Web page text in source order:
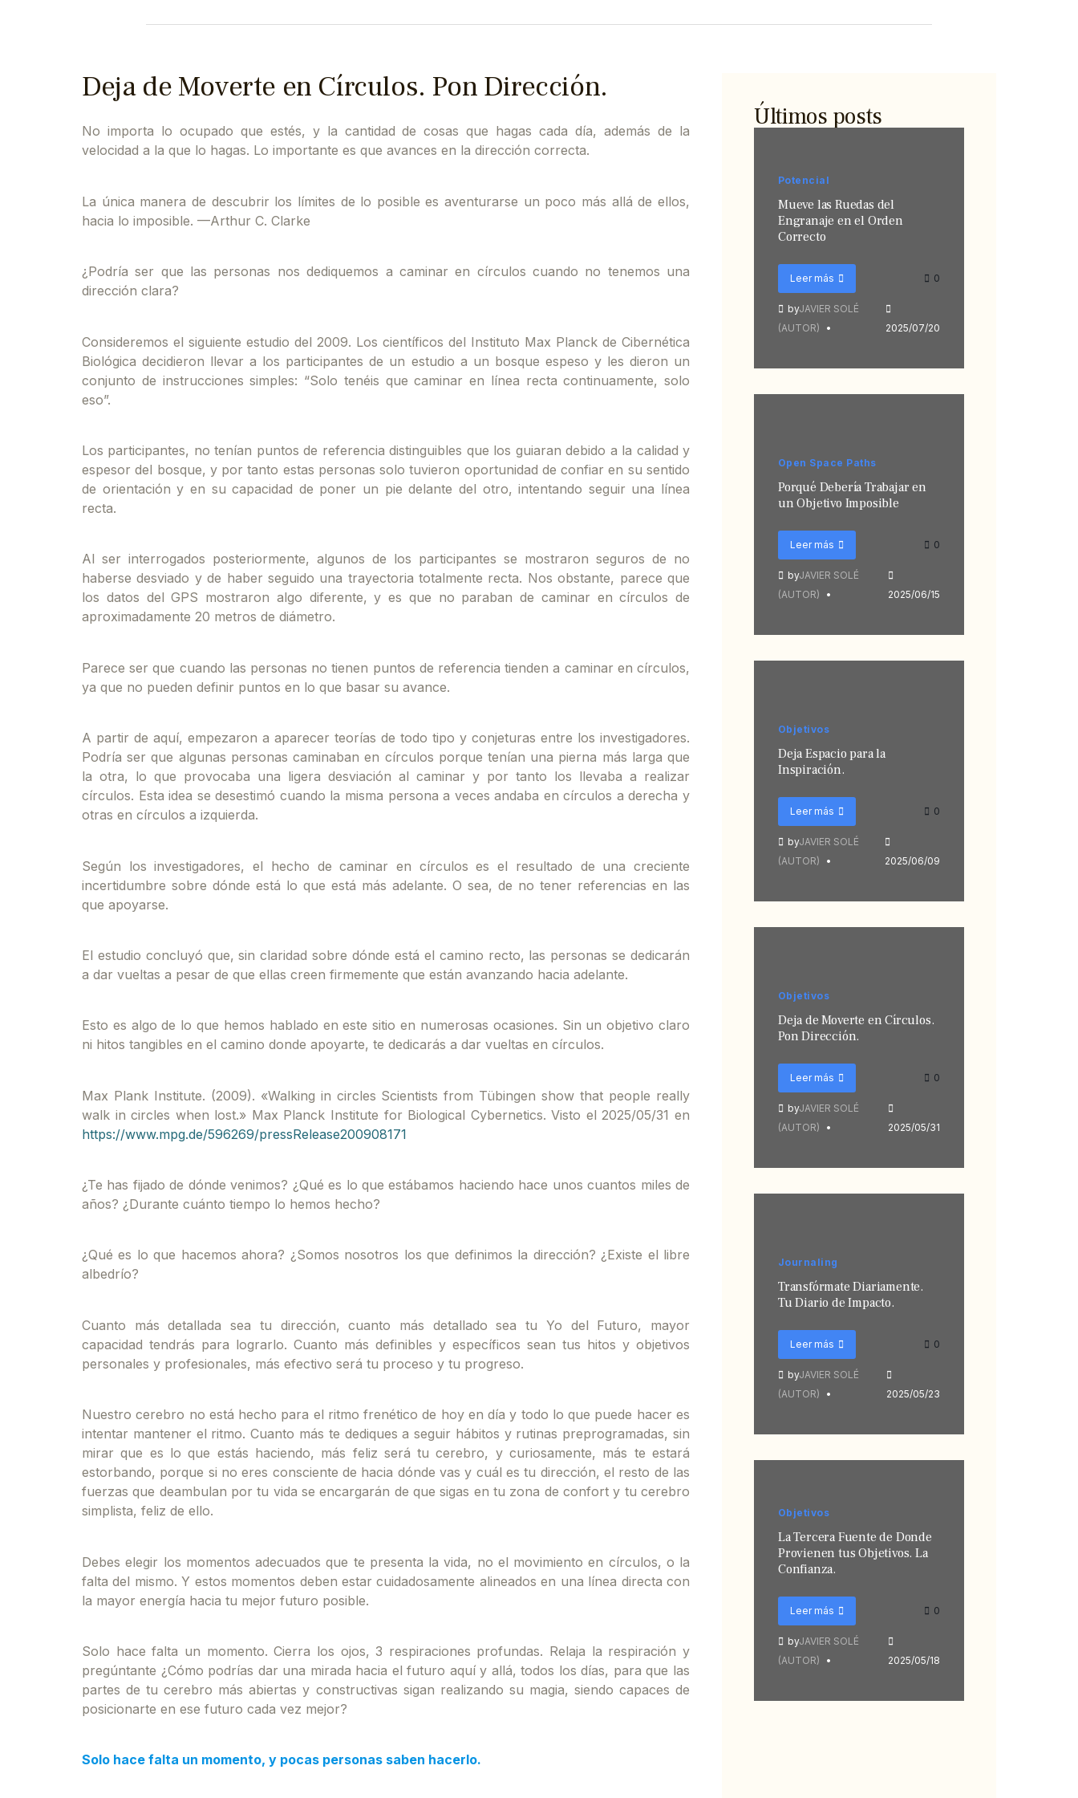
Deja de Moverte en Círculos. Pon Dirección.
No importa lo ocupado que estés, y la cantidad de cosas que hagas cada día, además de la
velocidad a la que lo hagas. Lo importante es que avances en la dirección correcta.
La única manera de descubrir los límites de lo posible es aventurarse un poco más allá de ellos,
hacia lo imposible. —Arthur C. Clarke​
¿Podría ser que las personas nos dediquemos a caminar en círculos cuando no tenemos una
dirección clara?
Consideremos el siguiente estudio del 2009. Los científicos del Instituto Max Planck de Cibernética
Biológica decidieron llevar a los participantes de un estudio a un bosque espeso y les dieron un
conjunto de instrucciones simples: “Solo tenéis que caminar en línea recta continuamente, solo
eso”.
Los participantes, no tenían puntos de referencia distinguibles que los guiaran debido a la calidad y
espesor del bosque, y por tanto estas personas solo tuvieron oportunidad de confiar en su sentido
de orientación y en su capacidad de poner un pie delante del otro, intentando seguir una línea
recta.
Al ser interrogados posteriormente, algunos de los participantes se mostraron seguros de no
haberse desviado y de haber seguido una trayectoria totalmente recta. Nos obstante, parece que
los datos del GPS mostraron algo diferente, y es que no paraban de caminar en círculos de
aproximadamente 20 metros de diámetro.
Parece ser que cuando las personas no tienen puntos de referencia tienden a caminar en círculos,
ya que no pueden definir puntos en lo que basar su avance.
A partir de aquí, empezaron a aparecer teorías de todo tipo y conjeturas entre los investigadores.
Podría ser que algunas personas caminaban en círculos porque tenían una pierna más larga que
la otra, lo que provocaba una ligera desviación al caminar y por tanto los llevaba a realizar
círculos. Esta idea se desestimó cuando la misma persona a veces andaba en círculos a derecha y
otras en círculos a izquierda.
Según los investigadores, el hecho de caminar en círculos es el resultado de una creciente
incertidumbre sobre dónde está lo que está más adelante. O sea, de no tener referencias en las
que apoyarse.
El estudio concluyó que, sin claridad sobre dónde está el camino recto, las personas se dedicarán
a dar vueltas a pesar de que ellas creen firmemente que están avanzando hacia adelante.
Esto es algo de lo que hemos hablado en este sitio en numerosas ocasiones. Sin un objetivo claro
ni hitos tangibles en el camino donde apoyarte, te dedicarás a dar vueltas en círculos.
Max Plank Institute. (2009). «Walking in circles Scientists from Tübingen show that people really
walk in circles when lost.» Max Planck Institute for Biological Cybernetics. Visto el 2025/05/31 en
https://www.mpg.de/596269/pressRelease200908171
¿Te has fijado de dónde venimos? ¿Qué es lo que estábamos haciendo hace unos cuantos miles de
años? ¿Durante cuánto tiempo lo hemos hecho?
¿Qué es lo que hacemos ahora? ¿Somos nosotros los que definimos la dirección? ¿Existe el libre
albedrío?
Cuanto más detallada sea tu dirección, cuanto más detallado sea tu Yo del Futuro, mayor
capacidad tendrás para lograrlo. Cuanto más definibles y específicos sean tus hitos y objetivos
personales y profesionales, más efectivo será tu proceso y tu progreso.
Nuestro cerebro no está hecho para el ritmo frenético de hoy en día y todo lo que puede hacer es
intentar mantener el ritmo. Cuanto más te dediques a seguir hábitos y rutinas preprogramadas, sin
mirar que es lo que estás haciendo, más feliz será tu cerebro, y curiosamente, más te estará
estorbando, porque si no eres consciente de hacia dónde vas y cuál es tu dirección, el resto de las
fuerzas que deambulan por tu vida se encargarán de que sigas en tu zona de confort y tu cerebro
simplista, feliz de ello.
Debes elegir los momentos adecuados que te presenta la vida, no el movimiento en círculos, o la
falta del mismo. Y estos momentos deben estar cuidadosamente alineados en una línea directa con
la mayor energía hacia tu mejor futuro posible.
Solo hace falta un momento. Cierra los ojos, 3 respiraciones profundas. Relaja la respiración y
pregúntante ¿Cómo podrías dar una mirada hacia el futuro aquí y allá, todos los días, para que las
partes de tu cerebro más abiertas y constructivas sigan realizando su magia, siendo capaces de
posicionarte en ese futuro cada vez mejor?
Solo hace falta un momento, y pocas personas saben hacerlo.
Últimos posts
Potencial
Mueve las Ruedas del
Engranaje en el Orden
Correcto
Leer más 0
byJAVIER SOLÉ
(AUTOR)
2025/07/20
Open Space Paths
Porqué Debería Trabajar en
un Objetivo Imposible
Leer más 0
byJAVIER SOLÉ
(AUTOR)
2025/06/15
Objetivos
Deja Espacio para la
Inspiración.
Leer más 0
byJAVIER SOLÉ
(AUTOR)
2025/06/09
Objetivos
Deja de Moverte en Círculos.
Pon Dirección.
Leer más 0
byJAVIER SOLÉ
(AUTOR)
2025/05/31
Journaling
Transfórmate Diariamente.
Tu Diario de Impacto.
Leer más 0
byJAVIER SOLÉ
(AUTOR)
2025/05/23
Objetivos
La Tercera Fuente de Donde
Provienen tus Objetivos. La
Confianza.
Leer más 0
byJAVIER SOLÉ
(AUTOR)
2025/05/18